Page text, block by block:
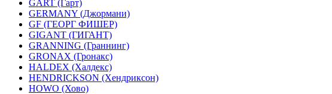
GART (Гарт)
GERMANY (Джормани)
GF (ГЕОРГ ФИШЕР)
GIGANT (ГИГАНТ)
GRANNING (Граннинг)
GRONAX (Гронакс)
HALDEX (Халдекс)
HENDRICKSON (Хендриксон)
HOWO (Хово)